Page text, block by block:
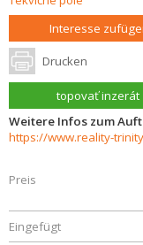
Interesse
Drucken
topovať inzerát
Weitere Infos zum
Preis
Eingefügt